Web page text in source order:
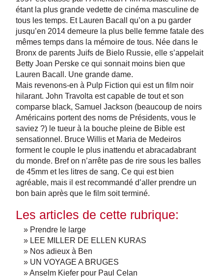
étant la plus grande vedette de cinéma masculine de
tous les temps. Et Lauren Bacall qu’on a pu garder
jusqu’en 2014 demeure la plus belle femme fatale des
mêmes temps dans la mémoire de tous. Née dans le
Bronx de parents Juifs de Bielo Russie, elle s’appelait
Betty Joan Perske ce qui sonnait moins bien que
Lauren Bacall. Une grande dame.
Mais revenons-en à Pulp Fiction qui est un film noir
hilarant. John Travolta est capable de tout et son
comparse black, Samuel Jackson (beaucoup de noirs
Américains portent des noms de Présidents, vous le
saviez ?) le tueur à la bouche pleine de Bible est
sensationnel. Bruce Willis et Maria de Medeiros
forment le couple le plus inattendu et abracadabrant
du monde. Bref on n’arrête pas de rire sous les balles
de 45mm et les litres de sang. Ce qui est bien
agréable, mais il est recommandé d’aller prendre un
bon bain après que le film soit terminé.
Les articles de cette rubrique:
» Prendre le large
» LEE MILLER DE ELLEN KURAS
» Nos adieux à Ben
» UN VOYAGE A BRUGES
» Anselm Kiefer pour Paul Celan